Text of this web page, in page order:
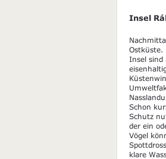
Insel
Ostküste.
Insel sind
Schon
Schutz
der ein
Vögel
klare